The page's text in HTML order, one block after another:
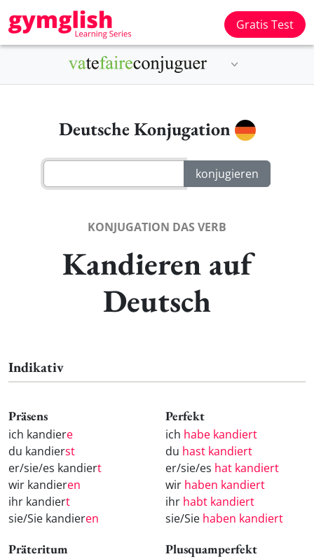
Gratis Test
Deutsche Konjugation
KONJUGATION DAS VERB
Kandieren auf
Deutsch
Indikativ
Präsens
ich kandiere
du kandierst
er/sie/es kandiert
wir kandieren
ihr kandiert
sie/Sie kandieren
Perfekt
ich habe kandiert
du hast kandiert
er/sie/es hat kandiert
wir haben kandiert
ihr habt kandiert
sie/Sie haben kandiert
Präteritum Plusquamperfekt